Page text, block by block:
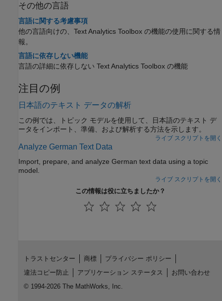
その他の言語
言語に関する考慮事項
他の言語向けの、Text Analytics Toolbox の機能の使用に関する情
報。
言語に依存しない機能
言語の詳細に依存しない Text Analytics Toolbox の機能
注目の例
日本語のテキスト データの解析
この例では、トピック モデルを使用して、日本語のテキスト デ
ータをインポート、準備、および解析する方法を示します。
ライブ スクリプトを開く
Analyze German Text Data
Import, prepare, and analyze German text data using a topic
model.
ライブ スクリプトを開く
この情報は役に立ちましたか？
トラストセンター 商標
プライバシー ポリシー
違法コピー防止
アプリケーション ステータス
お問い合わせ
© 1994-2026 The MathWorks, Inc.